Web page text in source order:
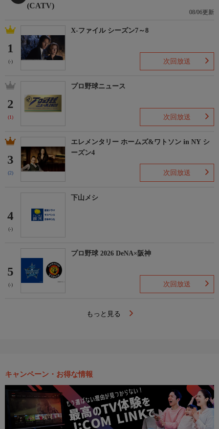
(CATV)
08/06更新
1
(-)
X-ファイル シーズン7～8
次回放送
2
(1)
プロ野球ニュース
次回放送
3
(2)
エレメンタリー ホームズ&ワトソン in NY シ
ーズン4
次回放送
4
(-)
下山メシ
5
(-)
プロ野球 2026 DeNA×阪神
次回放送
もっと見る
キャンペーン・お得な情報